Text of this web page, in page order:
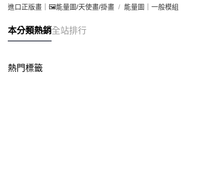
進口正版畫｜🖼️能量圖/天使畫/掛畫 能量圖｜一般模組
本分類熱銷全站排行
熱門標籤